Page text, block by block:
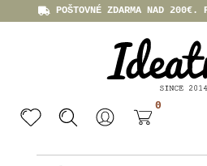
POŠTOVNÉ ZDARMA NAD 200€.
0